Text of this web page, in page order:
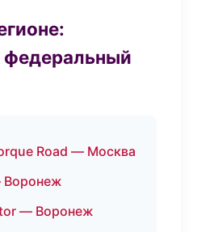
Road — Москва
— Воронеж